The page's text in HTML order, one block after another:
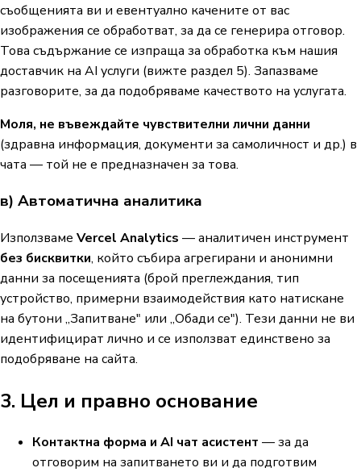
съобщенията ви и евентуално качените от вас
изображения се обработват, за да се генерира отговор.
Това съдържание се изпраща за обработка към нашия
доставчик на AI услуги (вижте раздел 5). Запазваме
разговорите, за да подобряваме качеството на услугата.
Моля, не въвеждайте чувствителни лични данни
(здравна информация, документи за самоличност и др.) в
чата — той не е предназначен за това.
в) Автоматична аналитика
Използваме Vercel Analytics — аналитичен инструмент
без бисквитки, който събира агрегирани и анонимни
данни за посещенията (брой преглеждания, тип
устройство, примерни взаимодействия като натискане
на бутони „Запитване" или „Обади се"). Тези данни не ви
идентифицират лично и се използват единствено за
подобряване на сайта.
3. Цел и правно основание
Контактна форма и AI чат асистент — за да
отговорим на запитването ви и да подготвим